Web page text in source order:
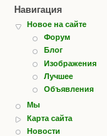
Навигация
Новое на сайте
Форум
Блог
Изображения
Лучшее
Объявления
Мы
Карта сайта
Новости